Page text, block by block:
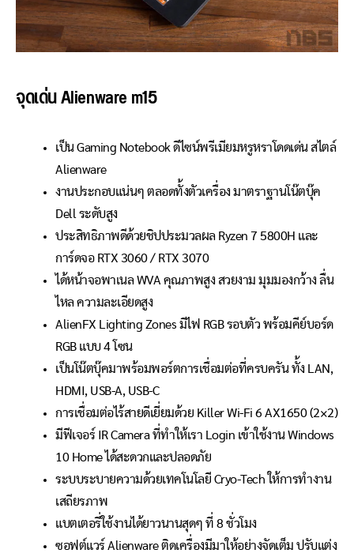
จุดเด่น Alienware m15
เป็น Gaming Notebook ดีไซน์พรีเมียมหรูหราโดดเด่น สไตล์
Alienware
งานประกอบแน่นๆ ตลอดทั้งตัวเครื่อง มาตราฐานโน๊ตบุ๊ค
Dell ระดับสูง
ประสิทธิภาพดีด้วยชิปประมวลผล Ryzen 7 5800H และ
การ์ดจอ RTX 3060 / RTX 3070
ได้หน้าจอพาเนล WVA คุณภาพสูง สวยงาม มุมมองกว้าง ลื่น
ไหล ความละเอียดสูง
AlienFX Lighting Zones มีไฟ RGB รอบตัว พร้อมคีย์บอร์ด
RGB แบบ 4 โซน
เป็นโน๊ตบุ๊คมาพร้อมพอร์ตการเชื่อมต่อที่ครบครัน ทั้ง LAN,
HDMI, USB-A, USB-C
การเชื่อมต่อไร้สายดีเยี่ยมด้วย Killer Wi-Fi 6 AX1650 (2×2)
มีฟีเจอร์ IR Camera ที่ทำให้เรา Login เข้าใช้งาน Windows
10 Home ได้สะดวกและปลอดภัย
ระบบระบายความด้วยเทคโนโลยี Cryo-Tech ให้การทำงาน
เสถียรภาพ
แบตเตอรี่ใช้งานได้ยาวนานสุดๆ ที่ 8 ชั่วโมง
ซอฟต์แวร์ Alienware ติดเครื่องมีมาให้อย่างจัดเต็ม ปรับแต่ง